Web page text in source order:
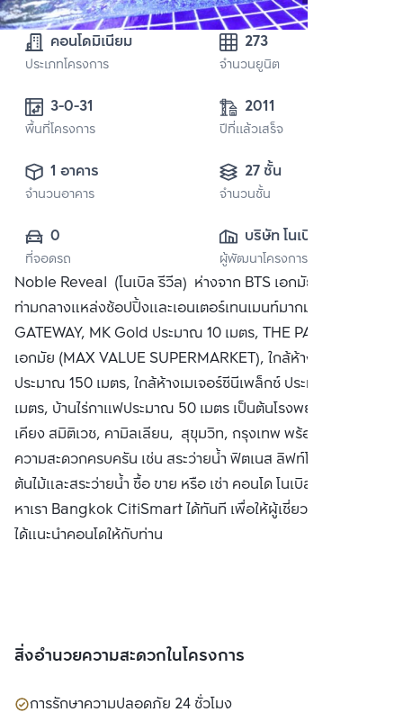
คอนโดมิเนียม
ประเภทโครงการ
273
จำนวนยูนิต
พื้นที่โครงการ
2011
ปีที่แล้วเสร็จ
1 อาคาร
จำนวนอาคาร
27 ชั้น
จำนวนชั้น
0
ที่จอดรถ
บริษัท โนเบิล ดี
เวลลอปเมนท์ จำกัด
(มหาชน)
ผู้พัฒนาโครงการ
Noble Reveal (โนเบิล รีวีล) ห่างจาก BTS เอกมัย 200 เมตร
ท่ามกลางแหล่งช้อปปิ้งและเอนเตอร์เทนเมนท์มากมาย เช่น ห้าง
GATEWAY, MK Gold ประมาณ 10 เมตร, THE PARKLANE
เอกมัย (MAX VALUE SUPERMARKET), ใกล้ห้าง Big C
ประมาณ 150 เมตร, ใกล้ห้างเมเจอร์ซีนีเพล็กซ์ ประมาณ 200
เมตร, บ้านไร่กาแฟประมาณ 50 เมตร เป็นต้นโรงพยาบาลใกล้
เคียง สมิติเวช, คามิลเลียน, สุขุมวิท, กรุงเทพ พร้อมสิ่งอำนวย
ความสะดวกครบครัน เช่น สระว่ายน้ำ ฟิตเนส ลิฟท์โดยสาร สวน
ต้นไม้และสระว่ายน้ำ ซื้อ ขาย หรือ เช่า คอนโด โนเบิล รีวีล ติดต่อ
หาเรา Bangkok CitiSmart ได้ทันที เพื่อให้ผู้เชี่ยวชาญของเรา
ได้แนะนำคอนโดให้กับท่าน
สิ่งอำนวยความสะดวกในโครงการ
การรักษาความปลอดภัย 24 ชั่วโมง